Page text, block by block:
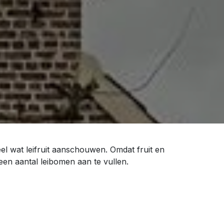
wat leifruit aanschouwen. Omdat fruit en
aantal leibomen aan te vullen.